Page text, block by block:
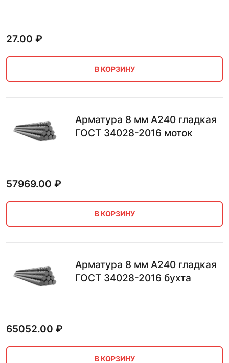
27.00 ₽
В КОРЗИНУ
Арматура 8 мм А240 гладкая
ГОСТ 34028-2016 моток
57969.00 ₽
В КОРЗИНУ
Арматура 8 мм А240 гладкая
ГОСТ 34028-2016 бухта
65052.00 ₽
В КОРЗИНУ